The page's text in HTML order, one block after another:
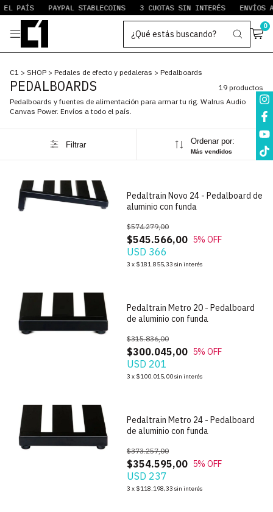
PAÍS PAYPAL STABLECOINS 3 CUOTAS SIN INTERÉS ENVÍOS A
0
C1 > SHOP > Pedales de efecto y pedaleras > Pedalboards
PEDALBOARDS
19 productos
Pedalboards y fuentes de alimentación para armar tu rig. Walrus Audio
Canvas Power. Envíos a todo el país.
Filtrar Ordenar por:
Más vendidos
Pedaltrain Novo 24 - Pedalboard de
aluminio con funda
$545.566,00
$574.279,00
5% OFF
USD 366
3 x $181.855,33 sin interés
Pedaltrain Metro 20 - Pedalboard
de aluminio con funda
$300.045,00
$315.836,00
5% OFF
USD 201
3 x $100.015,00sin interés
Pedaltrain Metro 24 - Pedalboard
de aluminio con funda
$354.595,00
$373.257,00
5% OFF
USD 237
3 x $118.198,33 sin interés